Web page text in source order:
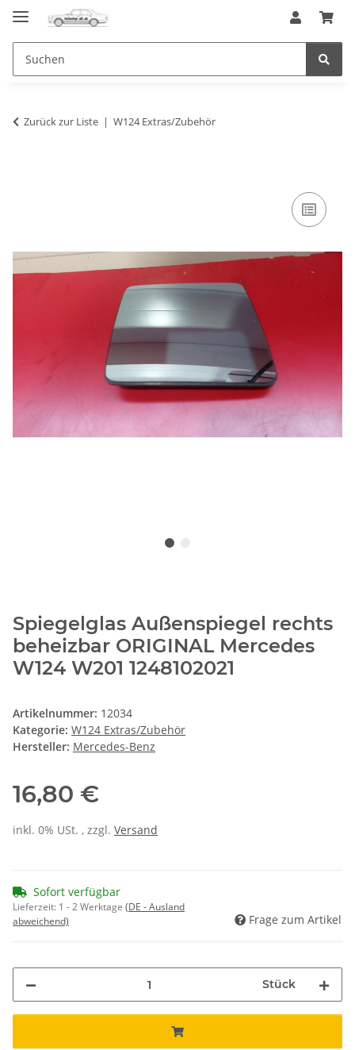
Zurück zur Liste W124 Extras/Zubehör
Spiegelglas Außenspiegel rechts
beheizbar ORIGINAL Mercedes
W124 W201 1248102021
Artikelnummer: 12034
Kategorie: W124 Extras/Zubehör
Hersteller: Mercedes-Benz
16,80 €
inkl. 0% USt. , zzgl. Versand
Sofort verfügbar
Lieferzeit: 1 - 2 Werktage (DE - Ausland
abweichend)
Frage zum Artikel
Stück